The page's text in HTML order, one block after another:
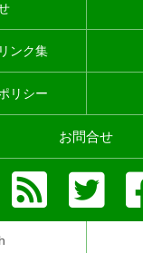
ンク集
リシー
お問合せ